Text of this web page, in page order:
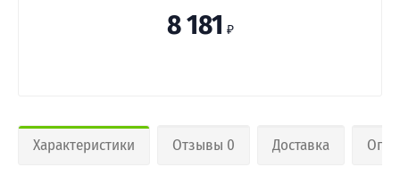
8 181 ₽
Характеристики Отзывы 0 Доставка